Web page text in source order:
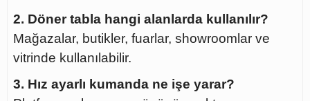
2. Döner tabla hangi alanlarda kullanılır?
Mağazalar, butikler, fuarlar, showroomlar ve
vitrinde kullanılabilir.
3. Hız ayarlı kumanda ne işe yarar?